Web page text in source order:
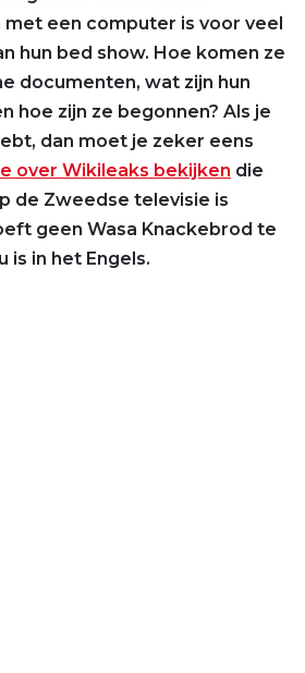
met een computer is voor veel
hun bed show. Hoe komen ze
documenten, wat zijn hun
hoe zijn ze begonnen? Als je
dan moet je zeker eens
over Wikileaks bekijken die
de Zweedse televisie is
geen Wasa Knackebrod te
is in het Engels.